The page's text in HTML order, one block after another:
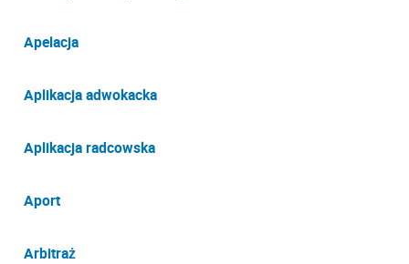
Apelacja
Aplikacja adwokacka
Aplikacja radcowska
Aport
Arbitraż